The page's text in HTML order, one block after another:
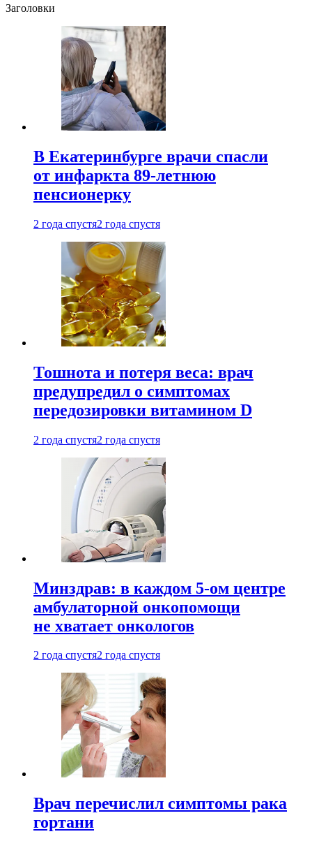
Заголовки
В Екатеринбурге врачи спасли
от инфаркта 89-летнюю
пенсионерку
2 года спустя2 года спустя
Тошнота и потеря веса: врач
предупредил о симптомах
передозировки витамином D
2 года спустя2 года спустя
Минздрав: в каждом 5-ом центре
амбулаторной онкопомощи
не хватает онкологов
2 года спустя2 года спустя
Врач перечислил симптомы рака
гортани